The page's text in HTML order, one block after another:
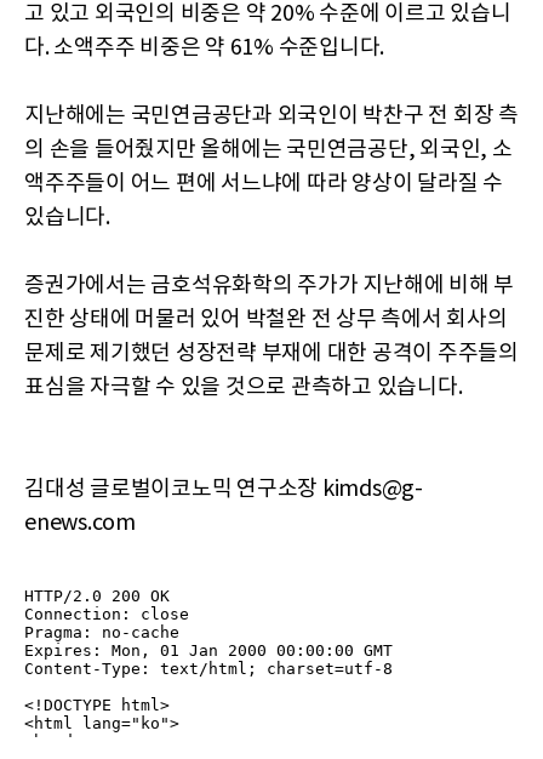
고 있고 외국인의 비중은 약 20% 수준에 이르고 있습니
다. 소액주주 비중은 약 61% 수준입니다.
지난해에는 국민연금공단과 외국인이 박찬구 전 회장 측
의 손을 들어줬지만 올해에는 국민연금공단, 외국인, 소
액주주들이 어느 편에 서느냐에 따라 양상이 달라질 수
있습니다.
증권가에서는 금호석유화학의 주가가 지난해에 비해 부
진한 상태에 머물러 있어 박철완 전 상무 측에서 회사의
문제로 제기했던 성장전략 부재에 대한 공격이 주주들의
표심을 자극할 수 있을 것으로 관측하고 있습니다.
김대성 글로벌이코노믹 연구소장 kimds@g-
enews.com